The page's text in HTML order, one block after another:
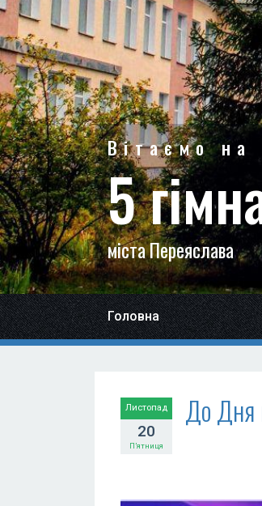
Вітаємо на
5
міста Переяслава
Головна
Листопад
20
П’ятниця
До Дня